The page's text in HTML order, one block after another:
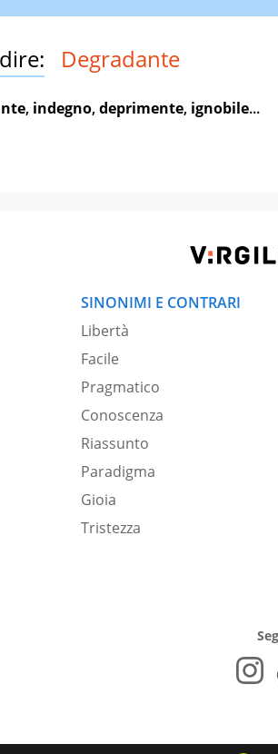
Degradante
, indegno,deprimente, ignobile...
SINONIMI E CONTRARI
Libertà
Facile
Pragmatico
Conoscenza
Riassunto
Paradigma
Gioia
Tristezza